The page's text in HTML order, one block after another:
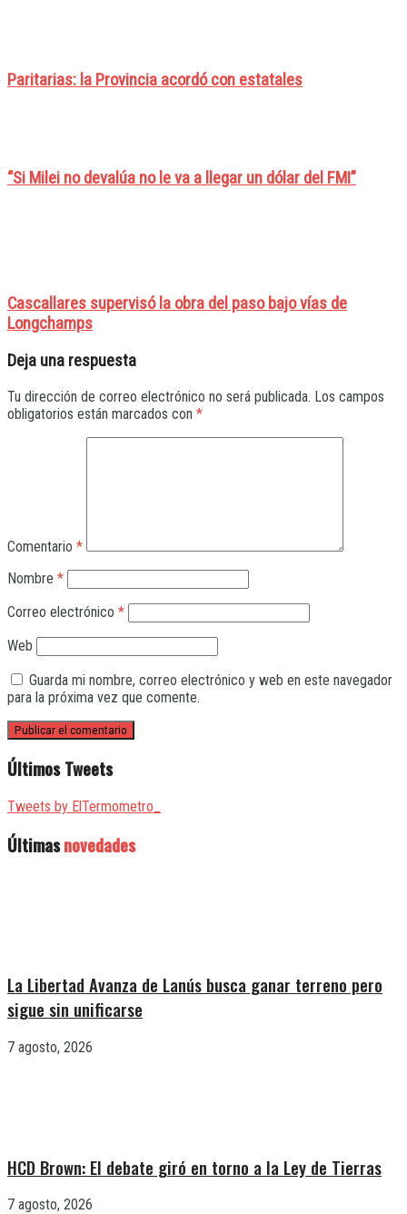
Paritarias: la Provincia acordó con estatales
“Si Milei no devalúa no le va a llegar un dólar del FMI”
Cascallares supervisó la obra del paso bajo vías de
Longchamps
Deja una respuesta
Tu dirección de correo electrónico no será publicada. Los campos
obligatorios están marcados con *
Comentario *
Nombre *
Correo electrónico *
Web
Guarda mi nombre, correo electrónico y web en este navegador
para la próxima vez que comente.
Últimos Tweets
Tweets by ElTermometro_
Últimasnovedades
La Libertad Avanza de Lanús busca ganar terreno pero
sigue sin unificarse
7 agosto, 2026
HCD Brown: El debate giró en torno a la Ley de Tierras
7 agosto, 2026